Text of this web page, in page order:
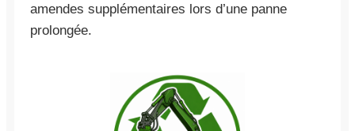
amendes supplémentaires lors d’une panne
prolongée.